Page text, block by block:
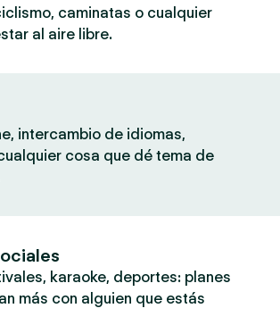
caminatas o cualquier
al aire libre.
intercambio de idiomas,
cosa que dé tema de
karaoke, deportes: planes
más con alguien que estás